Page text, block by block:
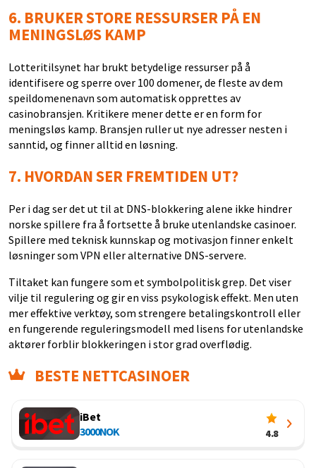
6. BRUKER STORE RESSURSER PÅ EN
MENINGSLØS KAMP
Lotteritilsynet har brukt betydelige ressurser på å
identifisere og sperre over 100 domener, de fleste av dem
speildomenenavn som automatisk opprettes av
casinobransjen. Kritikere mener dette er en form for
meningsløs kamp. Bransjen ruller ut nye adresser nesten i
sanntid, og finner alltid en løsning.
7. HVORDAN SER FREMTIDEN UT?
Per i dag ser det ut til at DNS-blokkering alene ikke hindrer
norske spillere fra å fortsette å bruke utenlandske casinoer.
Spillere med teknisk kunnskap og motivasjon finner enkelt
løsninger som VPN eller alternative DNS-servere.
Tiltaket kan fungere som et symbolpolitisk grep. Det viser
vilje til regulering og gir en viss psykologisk effekt. Men uten
mer effektive verktøy, som strengere betalingskontroll eller
en fungerende reguleringsmodell med lisens for utenlandske
aktører forblir blokkeringen i stor grad overflødig.
BESTE NETTCASINOER
iBet
3000NOK 4.8